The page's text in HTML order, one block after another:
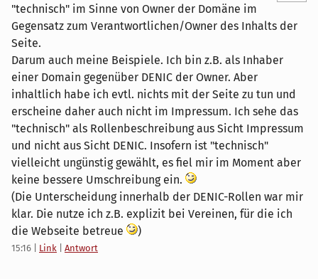
"technisch" im Sinne von Owner der Domäne im
Gegensatz zum Verantwortlichen/Owner des Inhalts der
Seite.
Darum auch meine Beispiele. Ich bin z.B. als Inhaber
einer Domain gegenüber DENIC der Owner. Aber
inhaltlich habe ich evtl. nichts mit der Seite zu tun und
erscheine daher auch nicht im Impressum. Ich sehe das
"technisch" als Rollenbeschreibung aus Sicht Impressum
und nicht aus Sicht DENIC. Insofern ist "technisch"
vielleicht ungünstig gewählt, es fiel mir im Moment aber
keine bessere Umschreibung ein.
(Die Unterscheidung innerhalb der DENIC-Rollen war mir
klar. Die nutze ich z.B. explizit bei Vereinen, für die ich
die Webseite betreue
)
15:16 Link Antwort